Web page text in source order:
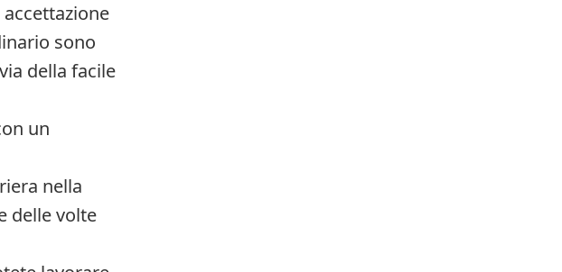
sono
della facile
un
nella
delle volte